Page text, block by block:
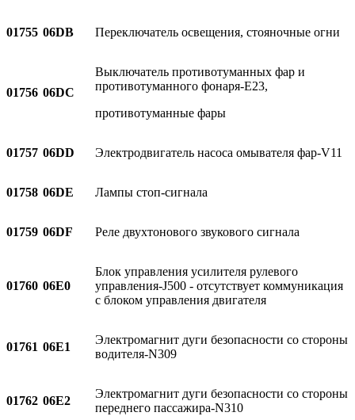
01755 06DB Переключатель освещения, стояночные огни
01756 06DC
Выключатель противотуманных фар и
противотуманного фонаря-E23,
противотуманные фары
01757 06DD Электродвигатель насоса омывателя фар-V11
01758 06DE Лампы стоп-сигнала
01759 06DF Реле двухтонового звукового сигнала
01760 06E0
Блок управления усилителя рулевого
управления-J500 - отсутствует коммуникация
с блоком управления двигателя
01761 06E1
Электромагнит дуги безопасности со стороны
водителя-N309
01762 06E2
Электромагнит дуги безопасности со стороны
переднего пассажира-N310